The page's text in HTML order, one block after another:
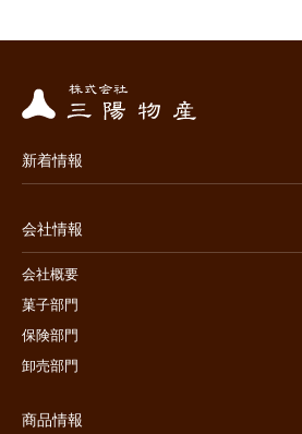
新着情報
会社情報
会社概要
菓子部門
保険部門
卸売部門
商品情報